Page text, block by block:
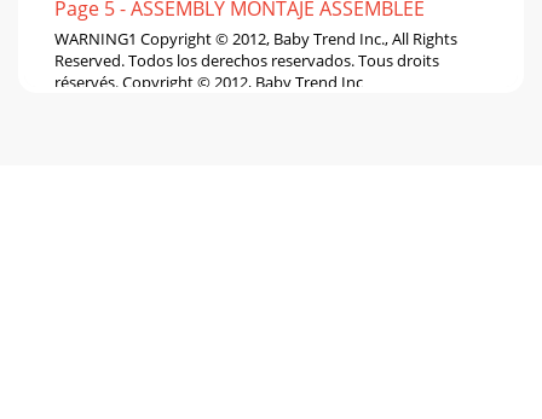
Page 5 - ASSEMBLY MONTAJE ASSEMBLEE
WARNING1 Copyright © 2012, Baby Trend Inc., All Rights
Reserved. Todos los derechos reservados. Tous droits
réservés. Copyright © 2012, Baby Trend Inc